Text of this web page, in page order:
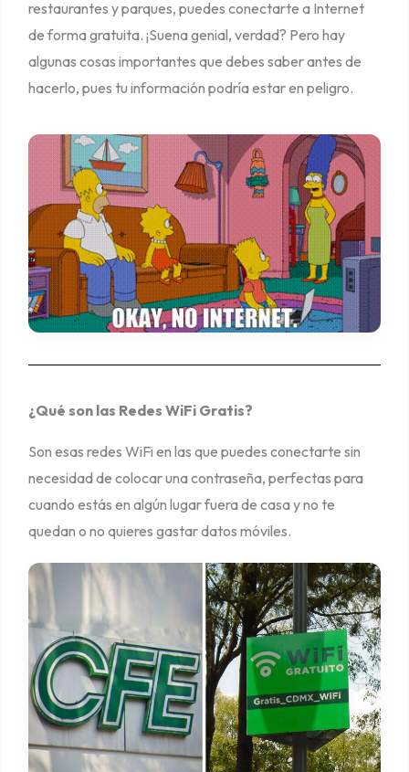
restaurantes y parques, puedes conectarte a Internet
de forma gratuita. ¡Suena genial, verdad? Pero hay
algunas cosas importantes que debes saber antes de
hacerlo, pues tu información podría estar en peligro.
¿Qué son las Redes WiFi Gratis?
Son esas redes WiFi en las que puedes conectarte sin
necesidad de colocar una contraseña, perfectas para
cuando estás en algún lugar fuera de casa y no te
quedan o no quieres gastar datos móviles.
G